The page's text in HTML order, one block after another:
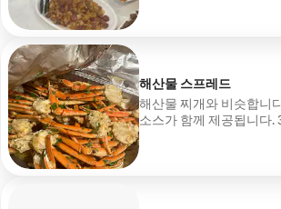
해산물 스프레드
해산물 찌개와 비슷합니
소스가 함께 제공됩니다.
이동 수수료 $50는 행사